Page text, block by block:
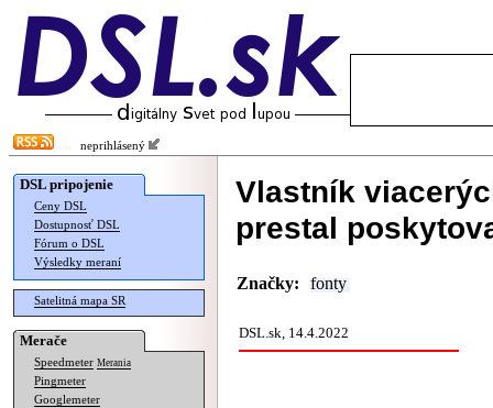
neprihlásený
DSL pripojenie
Ceny DSL
Dostupnosť DSL
Fórum o DSL
Výsledky meraní
Satelitná mapa SR
Merače
Speedmeter Merania
Pingmeter
Googlemeter
Vlastník
prestal
Značky: fonty
DSL.sk, 14.4.2022